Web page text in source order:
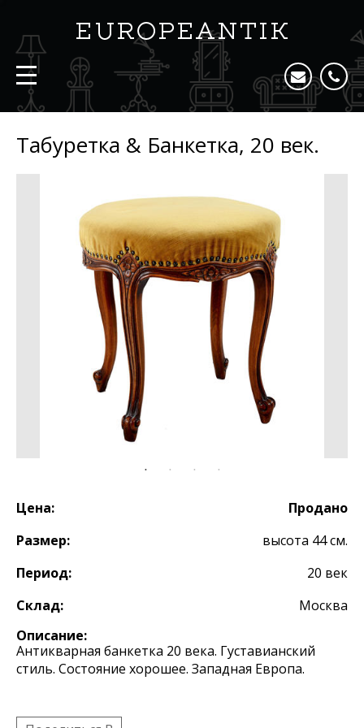
Табуретка & Банкетка, 20 век.
Цена:
Продано
Размер:
высота 44 см.
Период:
20 век
Склад:
Москва
Описание:
Антикварная банкетка 20 века. Густавианский
стиль. Состояние хорошее. Западная Европа.